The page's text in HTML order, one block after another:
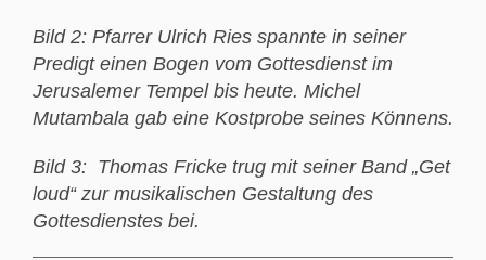
Bild 2: Pfarrer Ulrich Ries spannte in seiner
Predigt einen Bogen vom Gottesdienst im
Jerusalemer Tempel bis heute. Michel
Mutambala gab eine Kostprobe seines Könnens.
Bild 3: Thomas Fricke trug mit seiner Band „Get
loud“ zur musikalischen Gestaltung des
Gottesdienstes bei.